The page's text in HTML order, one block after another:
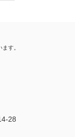
す。
28